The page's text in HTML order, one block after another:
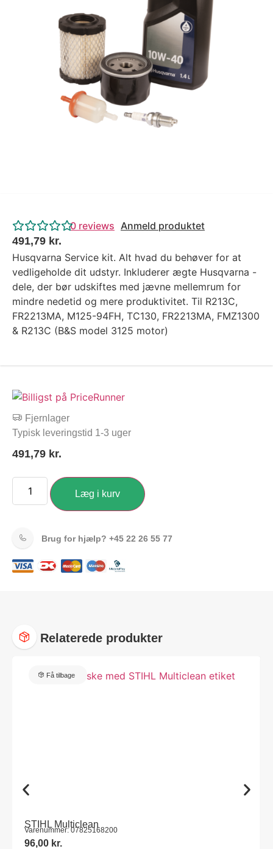
4.4 Google Reviews
4.7 Trustpilot
0 reviews Anmeld produktet
491,79 kr.
Husqvarna Service kit. Alt hvad du behøver for at
vedligeholde dit udstyr. Inkluderer ægte Husqvarna -
dele, der bør udskiftes med jævne mellemrum for
mindre nedetid og mere produktivitet. Til R213C,
FR2213MA, M125-94FH, TC130, FR2213MA, FMZ1300
& R213C (B&S model 3125 motor)
Fjernlager
Typisk leveringstid 1-3 uger
491,79 kr.
Læg i kurv
Brug for hjælp? +45 22 26 55 77
Relaterede produkter
Få tilbage
STIHL Multiclean
Varenummer: 07825168200
96,00 kr.